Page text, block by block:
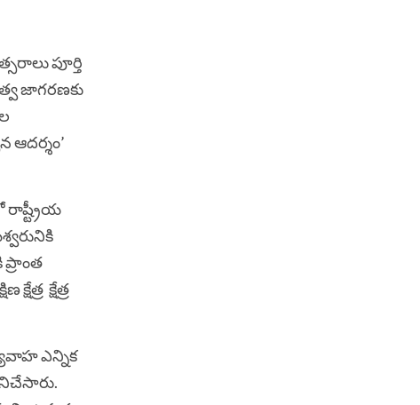
పూర్తి
జాగరణకు
రాష్ట్రీయ
ప్రాంత
క్షేత్ర
ఎన్నిక